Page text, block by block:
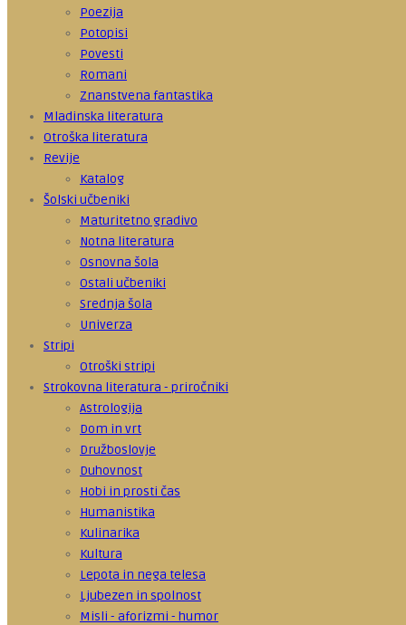
Poezija
Potopisi
Povesti
Romani
Znanstvena fantastika
Mladinska literatura
Otroška literatura
Revije
Katalog
Šolski učbeniki
Maturitetno gradivo
Notna literatura
Osnovna šola
Ostali učbeniki
Srednja šola
Univerza
Stripi
Otroški stripi
Strokovna literatura - priročniki
Astrologija
Dom in vrt
Družboslovje
Duhovnost
Hobi in prosti čas
Humanistika
Kulinarika
Kultura
Lepota in nega telesa
Ljubezen in spolnost
Misli - aforizmi - humor